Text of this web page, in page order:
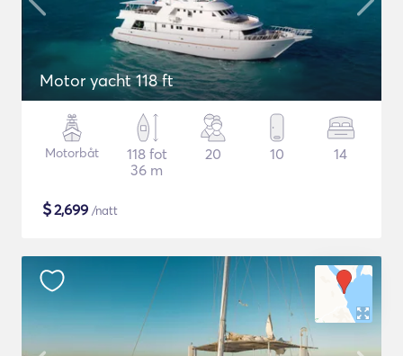
Motor yacht 118 ft
Motorbåt
118 fot
36 m
20 10 14
$2,699 /natt